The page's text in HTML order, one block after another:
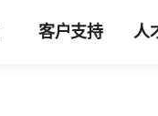
客户支持 人